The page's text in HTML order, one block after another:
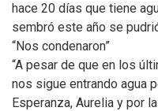
hace 20 días que tiene
sembró este año se
“Nos condenaron”
“A pesar de que en los
nos sigue entrando agua
Esperanza, Aurelia y por